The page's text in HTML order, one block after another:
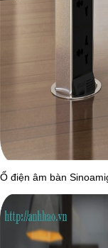
Ổ điện âm bàn